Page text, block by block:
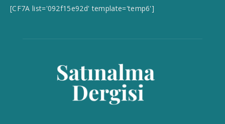
[CF7A list='092f15e92d' template='temp6']